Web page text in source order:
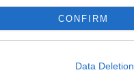
CONFIRM
Data Deletion